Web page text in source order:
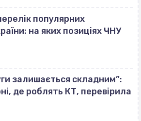
популярних
на яких позиціях ЧНУ
залишається складним”:
де роблять КТ, перевірила